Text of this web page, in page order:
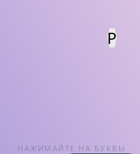
Р
НАЖИМАЙТЕ НА БУКВЫ